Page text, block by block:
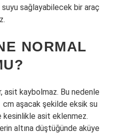
sağlayabilecek bir araç
NORMAL
asit kaybolmaz. Bu nedenle
aşacak şekilde eksik su
kesinlikle asit eklenmez.
altına düştüğünde aküye